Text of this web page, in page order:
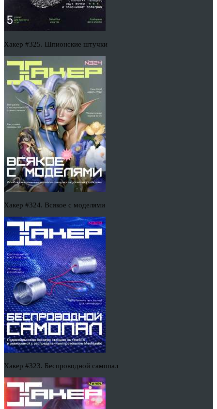
Хакер #325. Шпионские штучки
Хакер #324. Всякое с моделями
Хакер #323. Беспроводной самопал